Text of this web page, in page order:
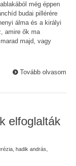
még éppen
budai pillérére
álma és a királyi
amire ők ma
majd, vagy
Tovább olvasom
elfoglalták
hadik andrás